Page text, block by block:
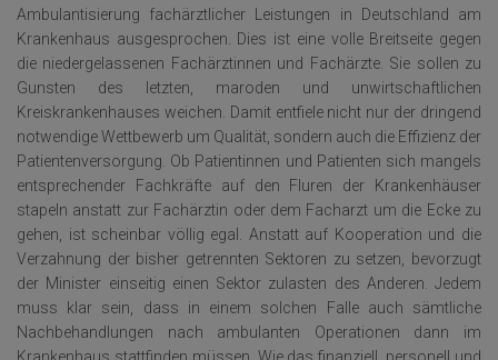
Ambulantisierung fachärztlicher Leistungen in Deutschland am
Krankenhaus ausgesprochen. Dies ist eine volle Breitseite gegen
die niedergelassenen Fachärztinnen und Fachärzte. Sie sollen zu
Gunsten des letzten, maroden und unwirtschaftlichen
Kreiskrankenhauses weichen. Damit entfiele nicht nur der dringend
notwendige Wettbewerb um Qualität, sondern auch die Effizienz der
Patientenversorgung. Ob Patientinnen und Patienten sich mangels
entsprechender Fachkräfte auf den Fluren der Krankenhäuser
stapeln anstatt zur Fachärztin oder dem Facharzt um die Ecke zu
gehen, ist scheinbar völlig egal. Anstatt auf Kooperation und die
Verzahnung der bisher getrennten Sektoren zu setzen, bevorzugt
der Minister einseitig einen Sektor zulasten des Anderen. Jedem
muss klar sein, dass in einem solchen Falle auch sämtliche
Nachbehandlungen nach ambulanten Operationen dann im